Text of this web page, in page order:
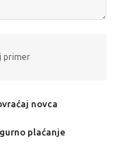
primer
novca
plaćanje